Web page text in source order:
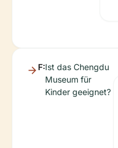
F:Ist das Chengdu
Museum für
Kinder geeignet?